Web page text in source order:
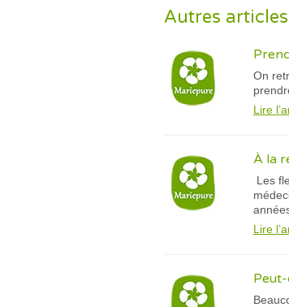
Autres articles
On
Lire
À la
Les
Lire